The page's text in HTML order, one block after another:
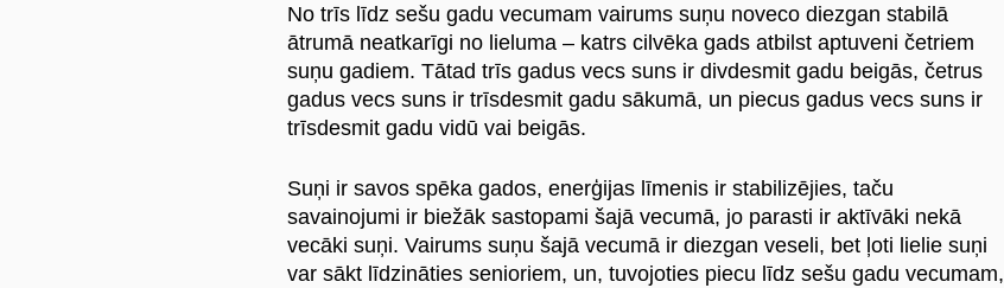
No trīs līdz sešu gadu vecumam vairums suņu noveco diezgan stabilā
ātrumā neatkarīgi no lieluma – katrs cilvēka gads atbilst aptuveni četriem
suņu gadiem. Tātad trīs gadus vecs suns ir divdesmit gadu beigās, četrus
gadus vecs suns ir trīsdesmit gadu sākumā, un piecus gadus vecs suns ir
trīsdesmit gadu vidū vai beigās.
Suņi ir savos spēka gados, enerģijas līmenis ir stabilizējies, taču
savainojumi ir biežāk sastopami šajā vecumā, jo parasti ir aktīvāki nekā
vecāki suņi. Vairums suņu šajā vecumā ir diezgan veseli, bet ļoti lielie suņi
var sākt līdzināties senioriem, un, tuvojoties piecu līdz sešu gadu vecumam,